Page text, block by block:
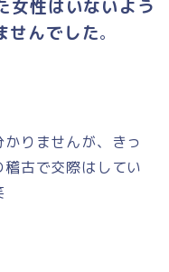
女性はいないよう
せんでした。
りませんが、きっ
古で交際はしてい